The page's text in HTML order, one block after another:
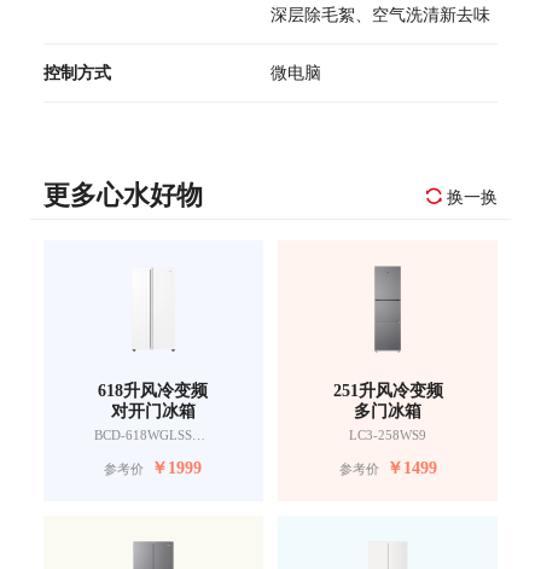
深层除毛絮、空气洗清新去味
控制方式 微电脑
更多心水好物 换一换
618升风冷变频
对开门冰箱
BCD-618WGLSSEDW9
参考价 ￥1999
251升风冷变频
多门冰箱
LC3-258WS9
参考价 ￥1499